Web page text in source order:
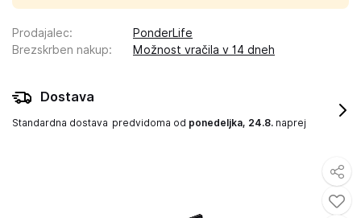
Prodajalec:
PonderLife
Brezskrben nakup: Možnost vračila v 14 dneh
Dostava
Standardna dostava predvidoma od ponedeljka, 24.8. naprej